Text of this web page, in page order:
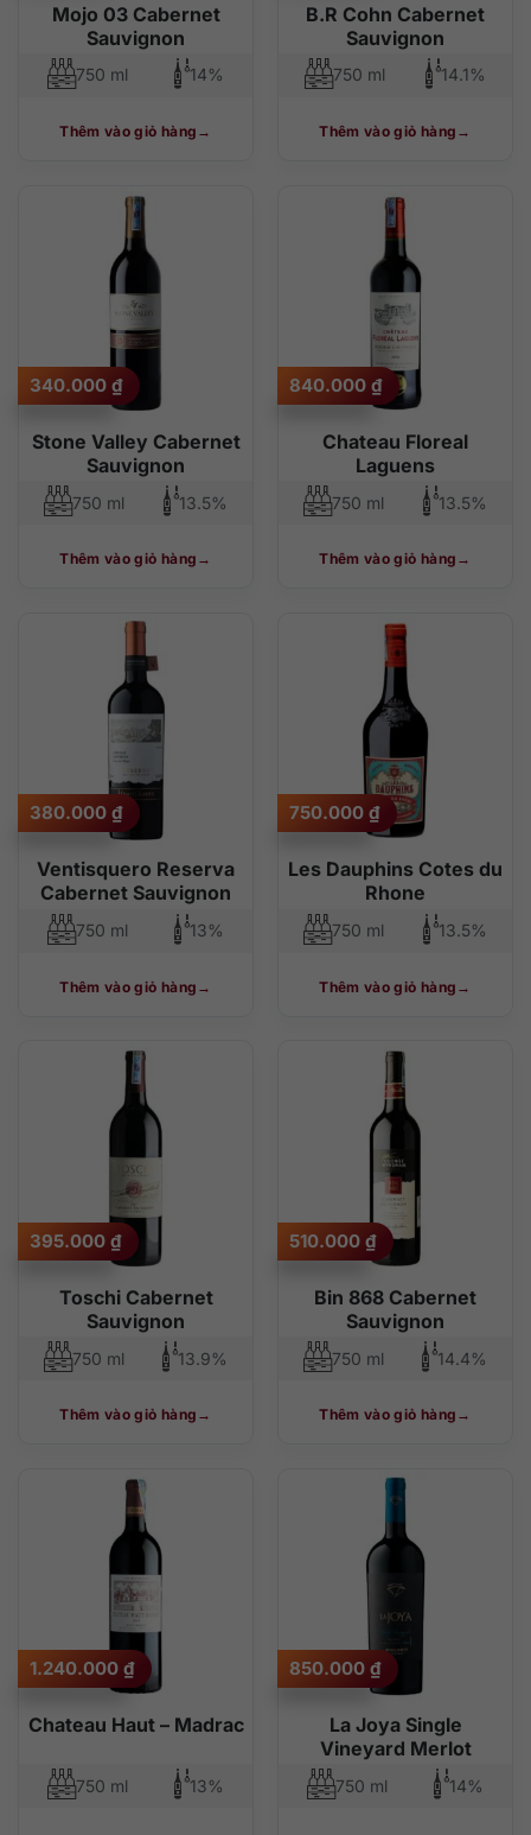
Mojo 03 Cabernet
Sauvignon
750 ml 14%
Thêm vào giỏ hàng
B.R Cohn Cabernet
Sauvignon
750 ml 14.1%
Thêm vào giỏ hàng
Stone Valley Cabernet
Sauvignon
340.000 ₫
750 ml 13.5%
Thêm vào giỏ hàng
Chateau Floreal
Laguens
840.000 ₫
750 ml 13.5%
Thêm vào giỏ hàng
Ventisquero Reserva
Cabernet Sauvignon
380.000 ₫
750 ml 13%
Thêm vào giỏ hàng
Les Dauphins Cotes du
Rhone
750.000 ₫
750 ml 13.5%
Thêm vào giỏ hàng
Toschi Cabernet
Sauvignon
395.000 ₫
750 ml 13.9%
Thêm vào giỏ hàng
Bin 868 Cabernet
Sauvignon
510.000 ₫
750 ml 14.4%
Thêm vào giỏ hàng
Chateau Haut – Madrac
1.240.000 ₫
750 ml 13%
La Joya Single
Vineyard Merlot
850.000 ₫
750 ml 14%